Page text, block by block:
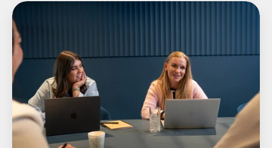
Waarom
werkgeluk
toeneemt
dankzij
payroll